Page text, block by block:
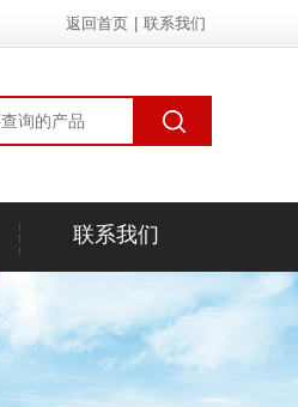
返回首页 联系我们
联系我们